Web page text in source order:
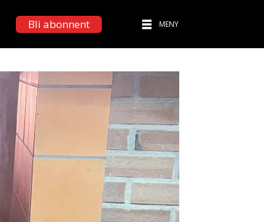
Bli abonnent